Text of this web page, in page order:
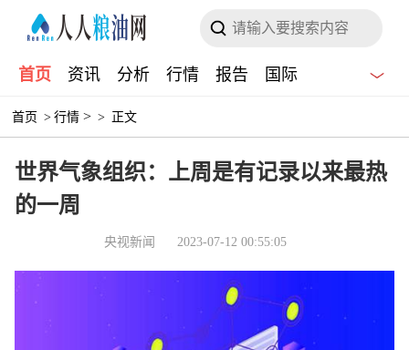
首页 资讯 分析 行情 报告 国际
首页 > 行情 > > 正文
世界气象组织：上周是有记录以来最热
的一周
央视新闻 2023-07-12 00:55:05